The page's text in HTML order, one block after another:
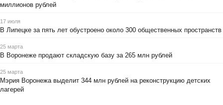
миллионов рублей
17 июля
В Липецке за пять лет обустроено около 300 общественных пространств
25 марта
В Воронеже продают складскую базу за 265 млн рублей
25 марта
Мэрия Воронежа выделит 344 млн рублей на реконструкцию детских
лагерей